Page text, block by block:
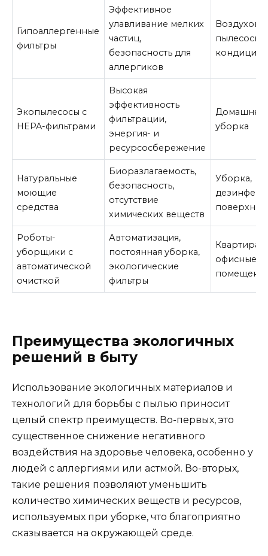
Гипоаллергенные
фильтры
Эффективное
улавливание мелких
частиц,
безопасность для
аллергиков
пылесосы,
Экопылесосы с
HEPA-фильтрами
Высокая
эффективность
фильтрации,
энергия- и
ресурсосбережение
Домашняя
уборка
Натуральные
моющие
средства
Биоразлагаемость,
безопасность,
отсутствие
химических веществ
Уборка,
Роботы-
уборщики с
автоматической
очисткой
Автоматизация,
постоянная уборка,
экологические
фильтры
Квартира,
офисные
Преимущества экологичных
решений в быту
Использование экологичных материалов и
технологий для борьбы с пылью приносит
целый спектр преимуществ. Во-первых, это
существенное снижение негативного
воздействия на здоровье человека, особенно у
людей с аллергиями или астмой. Во-вторых,
такие решения позволяют уменьшить
количество химических веществ и ресурсов,
используемых при уборке, что благоприятно
сказывается на окружающей среде.